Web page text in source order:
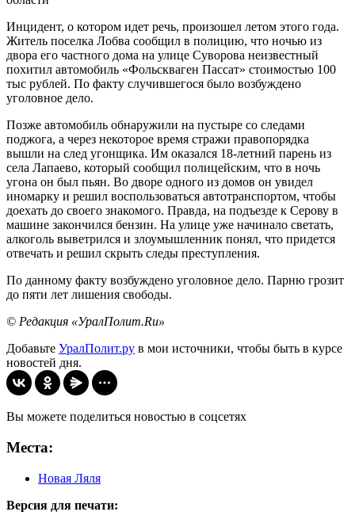
Инцидент, о котором идет речь, произошел летом этого года.
Житель поселка Лобва сообщил в полицию, что ночью из
двора его частного дома на улице Суворова неизвестный
похитил автомобиль «Фольскваген Пассат» стоимостью 100
тыс рублей. По факту случившегося было возбуждено
уголовное дело.
Позже автомобиль обнаружили на пустыре со следами
поджога, а через некоторое время стражи правопорядка
вышли на след угонщика. Им оказался 18-летний парень из
села Лапаево, который сообщил полицейским, что в ночь
угона он был пьян. Во дворе одного из домов он увидел
иномарку и решил воспользоваться автотранспортом, чтобы
доехать до своего знакомого. Правда, на подъезде к Серову в
машине закончился бензин. На улице уже начинало светать,
алкоголь выветрился и злоумышленник понял, что придется
отвечать и решил скрыть следы преступления.
По данному факту возбуждено уголовное дело. Парню грозит
до пяти лет лишения свободы.
© Редакция «УралПолит.Ru»
Добавьте УралПолит.ру в мои источники, чтобы быть в курсе
новостей дня.
Вы можете поделиться новостью в соцсетях
Места:
Новая Ляля
Версия для печати: